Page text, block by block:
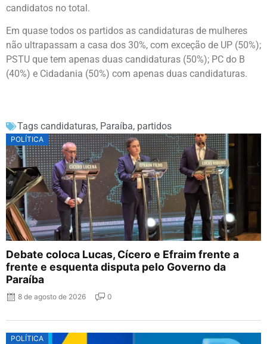
candidatos no total.
Em quase todos os partidos as candidaturas de mulheres
não ultrapassam a casa dos 30%, com exceção de UP (50%);
PSTU que tem apenas duas candidaturas (50%); PC do B
(40%) e Cidadania (50%) com apenas duas candidaturas.
Tags candidaturas, Paraíba, partidos
POLÍTICA
Debate coloca Lucas, Cícero e Efraim frente a
frente e esquenta disputa pelo Governo da
Paraíba
8 de agosto de 2026 0
POLÍTICA